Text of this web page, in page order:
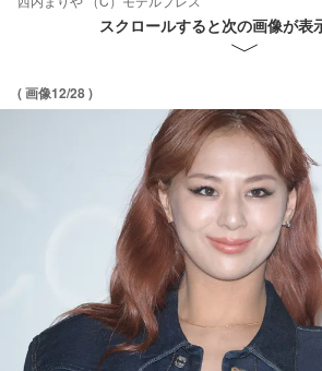
スクロールすると次の画像が表
( 画像12/28 )